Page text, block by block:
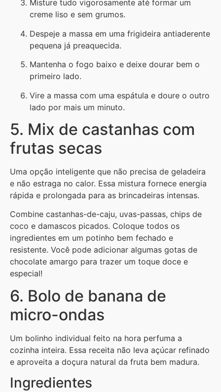
Misture tudo vigorosamente até formar um
creme liso e sem grumos.
Despeje a massa em uma frigideira antiaderente
pequena já preaquecida.
Mantenha o fogo baixo e deixe dourar bem o
primeiro lado.
Vire a massa com uma espátula e doure o outro
lado por mais um minuto.
5. Mix de castanhas com
frutas secas
Uma opção inteligente que não precisa de geladeira
e não estraga no calor. Essa mistura fornece energia
rápida e prolongada para as brincadeiras intensas.
Combine castanhas-de-caju, uvas-passas, chips de
coco e damascos picados. Coloque todos os
ingredientes em um potinho bem fechado e
resistente. Você pode adicionar algumas gotas de
chocolate amargo para trazer um toque doce e
especial!
6. Bolo de banana de
micro-ondas
Um bolinho individual feito na hora perfuma a
cozinha inteira. Essa receita não leva açúcar refinado
e aproveita a doçura natural da fruta bem madura.
Ingredientes